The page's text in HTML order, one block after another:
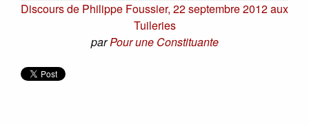
Discours de Philippe Foussier, 22 septembre 2012 aux
Tuileries
parPour une Constituante